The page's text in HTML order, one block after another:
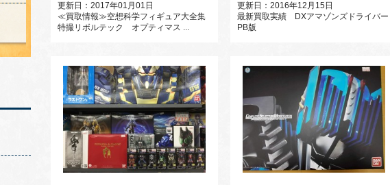
更新日：2017年01月01日
≪買取情報≫空想科学フィギュア大全集
特撮リボルテック オプティマス ...
更新日：2016年12月15日
最新買取実績 DXアマゾンズドライバー
PB版